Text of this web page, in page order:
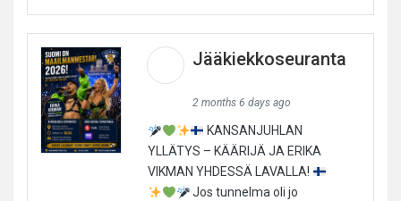
Jääkiekkoseuranta
2 months 6 days ago
KANSANJUHLAN
YLLÄTYS – KÄÄRIJÄ JA ERIKA
VIKMAN YHDESSÄ LAVALLA!
Jos tunnelma oli jo